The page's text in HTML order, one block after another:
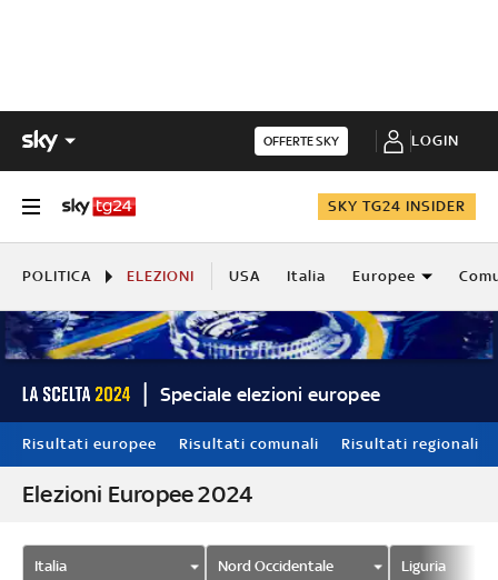
OFFERTE SKY LOGIN
SKY TG24 INSIDER
POLITICA ELEZIONI USA Italia Europee
Speciale elezioni europee
Risultati europee Risultati comunali Risultati regionali
Elezioni Europee 2024
Italia Nord Occidentale Liguria